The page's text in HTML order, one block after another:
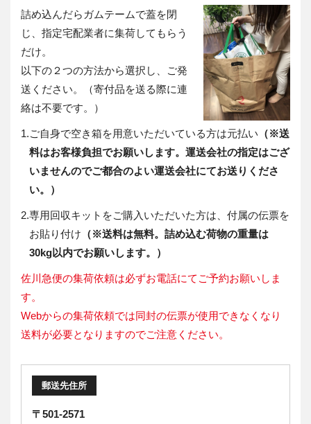
詰め込んだらガムテームで蓋を閉
じ、指定宅配業者に集荷してもらう
だけ。
以下の２つの方法から選択し、ご発
送ください。（寄付品を送る際に連
絡は不要です。）
1.ご自身で空き箱を用意いただいている方は元払い （※送
料はお客様負担でお願いします。運送会社の指定はござ
いませんのでご都合のよい運送会社にてお送りくださ
い。）
2.専用回収キットをご購入いただいた方は、付属の伝票を
お貼り付け （※送料は無料。詰め込む荷物の重量は
30kg以内でお願いします。）
佐川急便の集荷依頼は必ずお電話にてご予約お願いしま
す。
Webからの集荷依頼では同封の伝票が使用できなくなり
送料が必要となりますのでご注意ください。
郵送先住所
〒501-2571